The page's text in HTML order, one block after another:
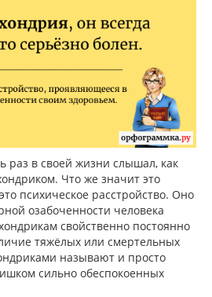
раз в своей жизни слышал, как
Что же значит это
психическое расстройство. Оно
озабоченности человека
свойственно постоянно
тяжёлых или смертельных
называют и просто
сильно обеспокоенных